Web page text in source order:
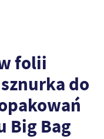
folii
do
Big Bag